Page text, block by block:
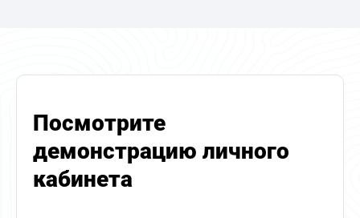
Посмотрите
демонстрацию личного
кабинета